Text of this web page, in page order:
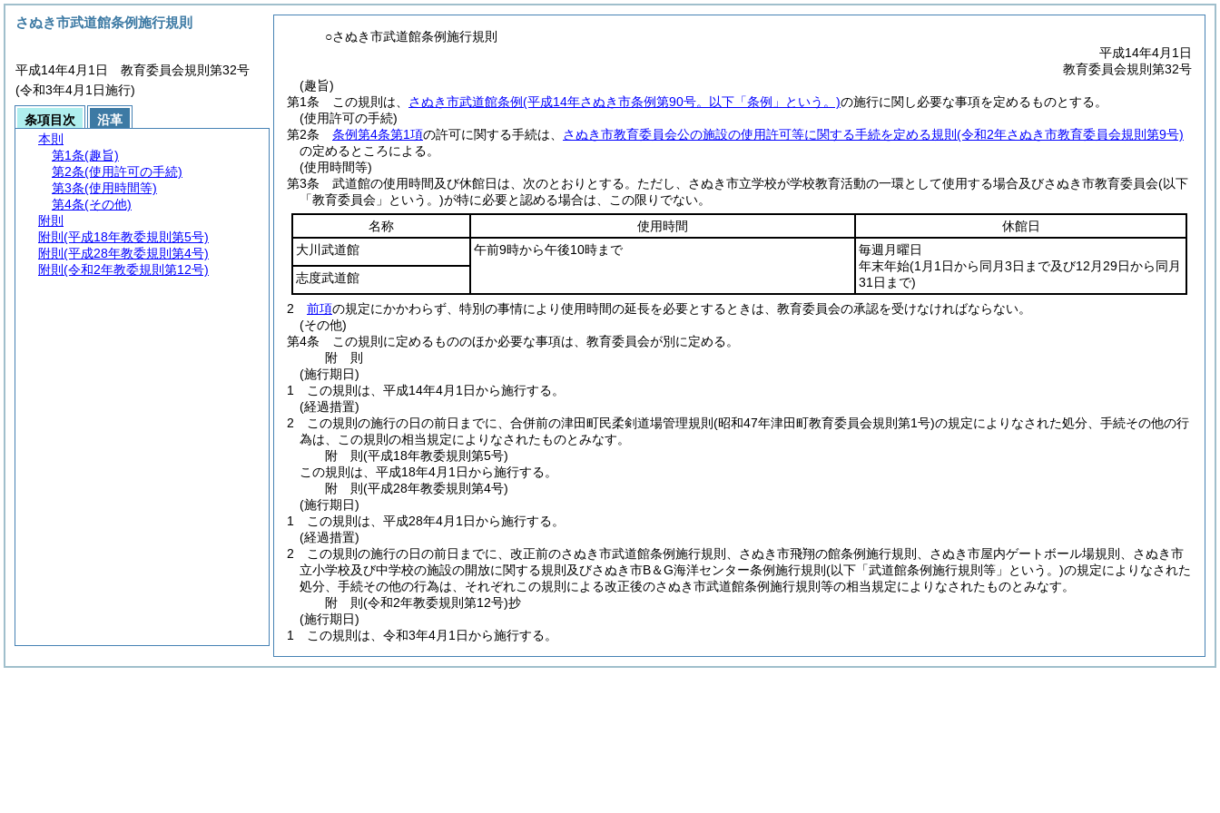
○さぬき市武道館条例施行規則
平成14年4月1日
教育委員会規則第32号
(趣旨)
第1条
この規則は、 さぬき市武道館条例(平成14年さぬき市条例第90号。以下「条例」という。)の施行に関し必要な事項を定めるものとする。
(使用許可の手続)
第2条
条例第4条第1項の許可に関する手続は、 さぬき市教育委員会公の施設の使用許可等に関する手続を定める規則 (令和2年さぬき市教育委員会規則第9号)
の定めるところによる。
(使用時間等)
第3条
武道館の使用時間及び休館日は、次のとおりとする。 ただし、さぬき市立学校が学校教育活動の一環として使用する場合及びさぬき市教育委員会(以下
「教育委員会」という。)が特に必要と認める場合は、この限りでない。
名称
使用時間
休館日
大川武道館
午前9時から午後10時まで
毎週月曜日
年末年始(1月1日から同月3日まで及び12月29日から同月
31日まで)
志度武道館
2 前項の規定にかかわらず、特別の事情により使用時間の延長を必要とするときは、教育委員会の承認を受けなければならない。
(その他)
第4条
この規則に定めるもののほか必要な事項は、教育委員会が別に定める。
附 則
(施行期日)
1
この規則は、平成14年4月1日から施行する。
(経過措置)
2
この規則の施行の日の前日までに、合併前の津田町民柔剣道場管理規則 (昭和47年津田町教育委員会規則第1号)の規定によりなされた処分、手続その他の行
為は、この規則の相当規定によりなされたものとみなす。
附 則(平成18年教委規則第5号)
この規則は、平成18年4月1日から施行する。
附 則(平成28年教委規則第4号)
(施行期日)
1
この規則は、平成28年4月1日から施行する。
(経過措置)
2
この規則の施行の日の前日までに、改正前のさぬき市武道館条例施行規則、さぬき市飛翔の館条例施行規則、さぬき市屋内ゲートボール場規則、さぬき市
立小学校及び中学校の施設の開放に関する規則及びさぬき市B＆G海洋センター条例施行規則 (以下「武道館条例施行規則等」という。)の規定によりなされた
処分、手続その他の行為は、それぞれこの規則による改正後のさぬき市武道館条例施行規則等の相当規定によりなされたものとみなす。
附 則(令和2年教委規則第12号)抄
(施行期日)
1
この規則は、令和3年4月1日から施行する。
さぬき市武道館条例施行規則
平成14年4月1日 教育委員会規則第32号
(令和3年4月1日施行)
条項目次
沿革
本則
第1条(趣旨)
第2条(使用許可の手続)
第3条(使用時間等)
第4条(その他)
附則
附則 (平成18年教委規則第5号)
附則 (平成28年教委規則第4号)
附則 (令和2年教委規則第12号)